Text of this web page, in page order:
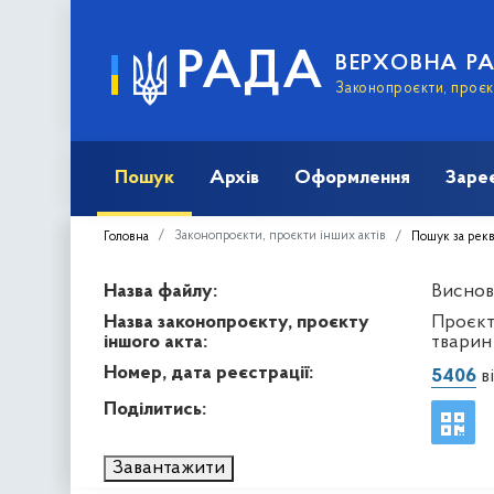
РАДА ВЕРХОВНА
Законопроєкти,
Пошук Архів Оформлення
Головна Законопроєкти, проєкти інших актів Пошук за
Назва файлу:
Назва законопроєкту, проєкту
іншого акта:
Номер, дата реєстрації:
5406
Поділитись:
Завантажити